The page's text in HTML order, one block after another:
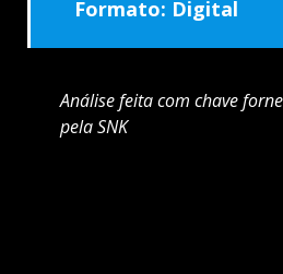
Formato: Digital
Análise feita com chave
pela SNK